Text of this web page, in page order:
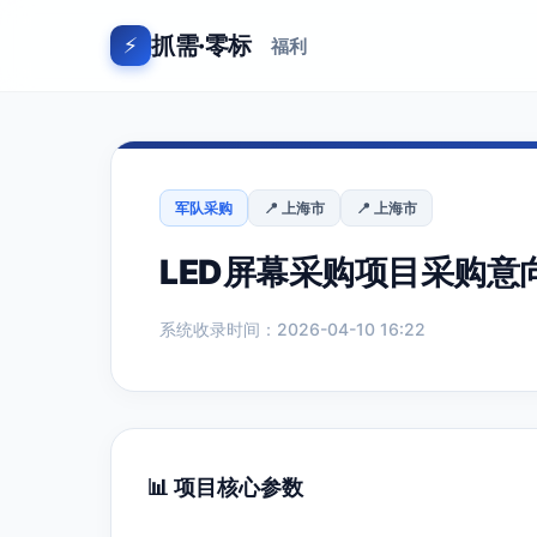
⚡ 抓需·零标 福利
军队采购 📍 上海市 📍 上海市
LED屏幕采购项目采购意
系统收录时间：2026-04-10 16:22
📊 项目核心参数